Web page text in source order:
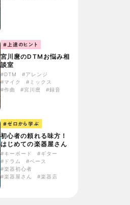
#上達のヒント
宮川麿のDTMお悩み相
談室
#DTM
#アレンジ
#マイク
#ミックス
#作曲
#宮川麿 #録音
#ゼロから学ぶ
初心者の頼れる味方！
はじめての楽器屋さん
#キーボード
#ギター
#ドラム
#ベース
#楽器初心者
#楽器屋さん
#楽器店